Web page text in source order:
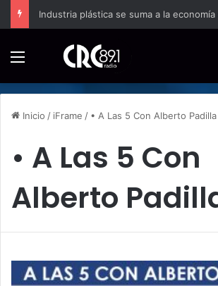
Industria plástica se suma a la economía
Inicio / iFrame / • A Las 5 Con Alberto Padilla
• A Las 5 Con
Alberto